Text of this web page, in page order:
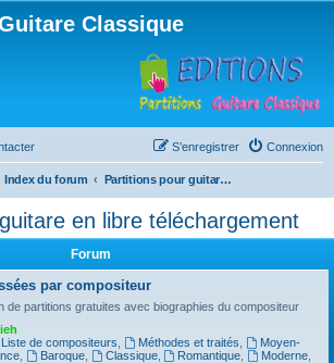
Classique
Connexion
S’enregistrer
Index du forum Partitions pour guitare en libre téléchargement
en libre téléchargement
Forum
par compositeur
de partitions gratuites avec biographies du compositeur
Liste de compositeurs Méthodes et traités
Moyen-
, Baroque, Classique, Romantique Moderne